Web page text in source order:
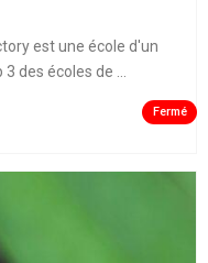
est une école d'un
des écoles de ...
Fermé